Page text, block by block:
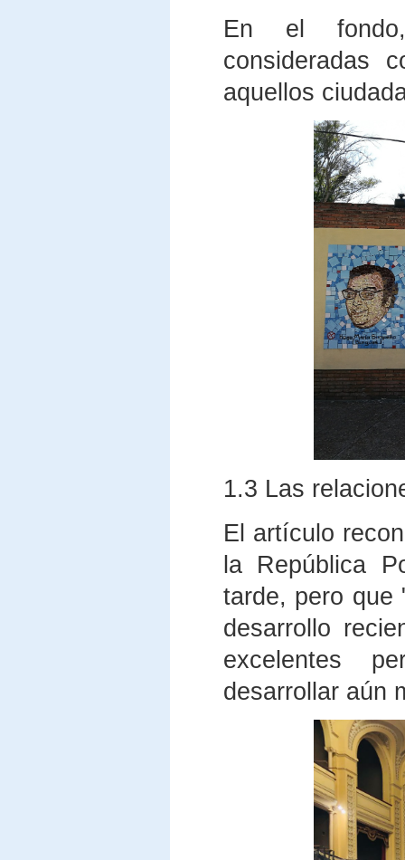
En el
consideradas
aquellos
1.3 Las
El artículo
la República
tarde, pero que
desarrollo
excelentes
desarrollar aún